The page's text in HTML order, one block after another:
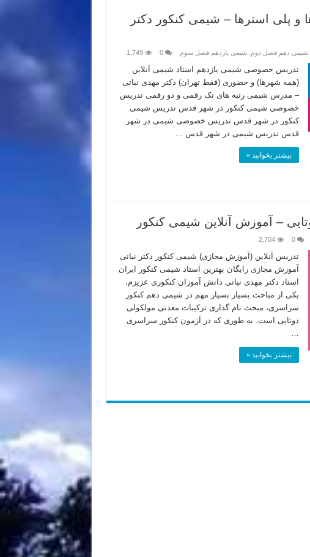
پلی استرها – شیمی کنکور دکتر
,شیمی دهم فصل دوم ,شیمی یازدهم فصل سوم 0
1,749
تدریس خصوصی شیمی یازدهم استاد شیمی آنلاین
(همه شهرها) و حضوری (فقط تهران) دکتر مهدی نباتی
– مدرس شیمی رتبه های تک رقمی و دو رقمی تدریس
خصوصی شیمی کنکور در شهر قدس تدریس شیمی
کنکور در شهر قدس تدریس خصوصی شیمی در شهر
قدس تدریس شیمی در شهر قدس …
بیشتر بخوانید »
– آموزش آنلاین شیمی کنکور
0
2,704
تدریس آنلاین (آموزش مجازی) شیمی کنکور دکتر نباتی
آموزش مجازی رایگان بهترین استاد شیمی کنکور ایران
استاد دکتر مهدی نباتی دانش آموزان کنکوری عزیزم،
یکی از مباحث بسیار بسیار مهم در شیمی دهم کنکور
سراسری، مبحث نام گذاری ترکیبات معدنی مولکولی
دوتایی است. به طوری که در آزمون کنکور سراسری
…
بیشتر بخوانید »